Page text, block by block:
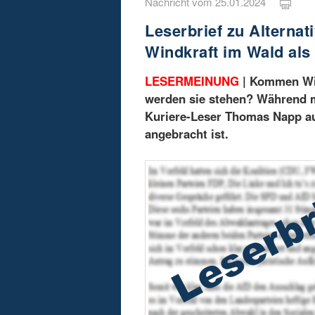
Leserbrief zu
Windkraft im Wald
LESERMEINUNG | Kommen
werden sie stehen?
Kuriere-Leser Thomas Napp
angebracht ist.